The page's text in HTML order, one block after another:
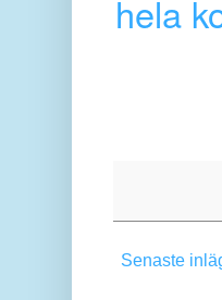
hela
Senaste